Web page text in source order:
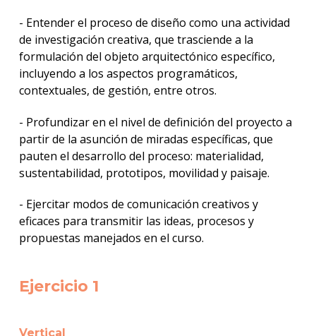
- Entender el proceso de diseño como una actividad
de investigación creativa, que trasciende a la
formulación del objeto arquitectónico específico,
incluyendo a los aspectos programáticos,
contextuales, de gestión, entre otros.
- Profundizar en el nivel de definición del proyecto a
partir de la asunción de miradas específicas, que
pauten el desarrollo del proceso: materialidad,
sustentabilidad, prototipos, movilidad y paisaje.
- Ejercitar modos de comunicación creativos y
eficaces para transmitir las ideas, procesos y
propuestas manejados en el curso.
Ejercicio 1
Vertical